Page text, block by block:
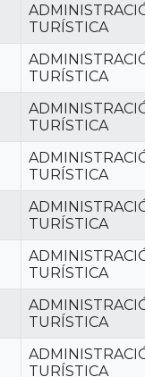
TURÍSTICA
TURÍSTICA
TURÍSTICA
TURÍSTICA
TURÍSTICA
TURÍSTICA
TURÍSTICA
TURÍSTICA